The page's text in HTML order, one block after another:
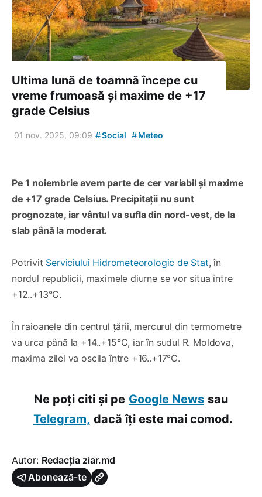
Ultima lună de toamnă începe cu
vreme frumoasă și maxime de +17
grade Celsius
01 nov. 2025, 09:09 #Social #Meteo
Pe 1 noiembrie avem parte de cer variabil și maxime
de +17 grade Celsius. Precipitații nu sunt
prognozate, iar vântul va sufla din nord-vest, de la
slab până la moderat.
Potrivit Serviciului Hidrometeorologic de Stat, în
nordul republicii, maximele diurne se vor situa între
+12..+13°C.
În raioanele din centrul țării, mercurul din termometre
va urca până la +14..+15°C, iar în sudul R. Moldova,
maxima zilei va oscila între +16..+17°C.
Ne poți citi și pe Google News sau
Telegram, dacă îți este mai comod.
Autor: Redacția ziar.md
Abonează-te